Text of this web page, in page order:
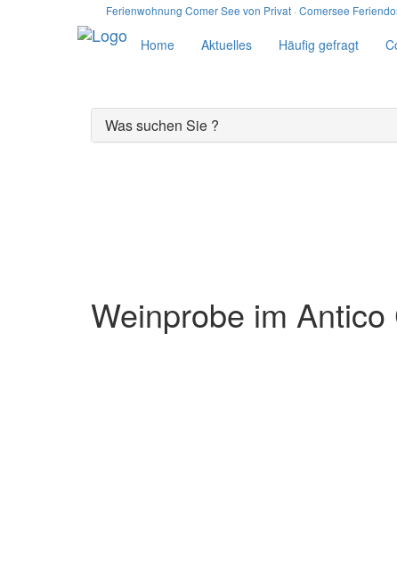
Ferienwohnung Comer See von Privat ·Comersee
Home Aktuelles Häufig gefragt
Was suchen Sie ?
Weinprobe im